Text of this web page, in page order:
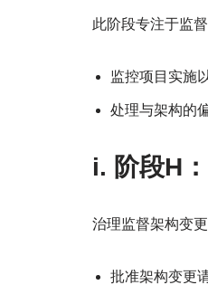
此阶段专注于监
监控项目实施
处理与架构的
i. 阶段H
治理监督架构变
批准架构变更